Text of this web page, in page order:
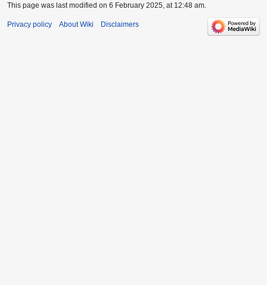
This page was last modified on 6 February 2025, at 12:48 am.
Privacy policy About Wiki Disclaimers